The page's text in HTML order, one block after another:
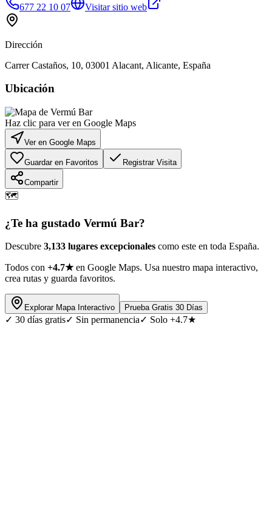
677 22 10 07 Visitar sitio web
Dirección
Carrer Castaños, 10, 03001 Alacant, Alicante, España
Ubicación
Haz clic para ver en Google Maps
Ver en Google Maps
Guardar en Favoritos Registrar Visita
Compartir
🗺️
¿Te ha gustado Vermú Bar?
Descubre 3,133 lugares excepcionales como este en toda España.
Todos con +4.7★en Google Maps. Usa nuestro mapa interactivo,
crea rutas y guarda favoritos.
Explorar Mapa Interactivo Prueba Gratis 30 Días
✓ 30 días gratis✓ Sin permanencia✓ Solo +4.7★